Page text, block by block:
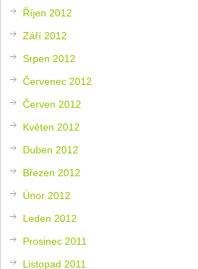
Říjen 2012
Září 2012
Srpen 2012
Červenec 2012
Červen 2012
Květen 2012
Duben 2012
Březen 2012
Únor 2012
Leden 2012
Prosinec 2011
Listopad 2011